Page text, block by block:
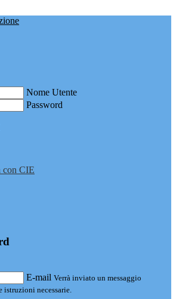
Nome Utente
Password
con CIE
E-mail Verrà inviato un messaggio
necessarie.